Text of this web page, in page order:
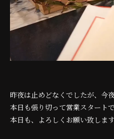
昨夜は止めどなくでしたが、今
本日も張り切って営業スタート
本日も、よろしくお願い致しま